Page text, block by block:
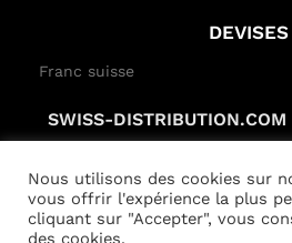
DEVISES
SWISS-DISTRIBUTION.COM
Nous utilisons des cookies sur
vous offrir l'expérience la plus
cliquant sur "Accepter", vous
des cookies.